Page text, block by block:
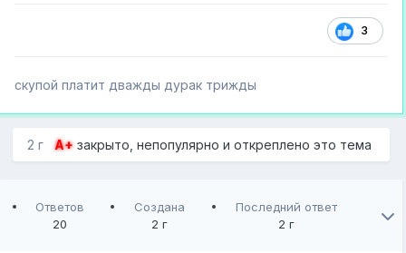
3
скупой платит дважды дурак трижды
2 г A+ закрыто, непопулярно и откреплено это тема
Ответов
20
Создана
2 г
Последний ответ
2 г